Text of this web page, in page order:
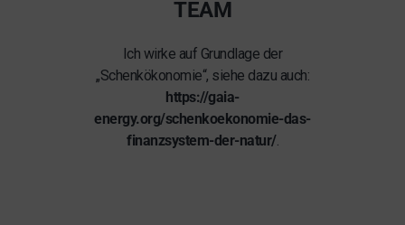
TEAM
Ich wirke auf Grundlage der
„Schenkökonomie“, siehe dazu auch:
https://gaia-
energy.org/schenkoekonomie-das-
finanzsystem-der-natur/.